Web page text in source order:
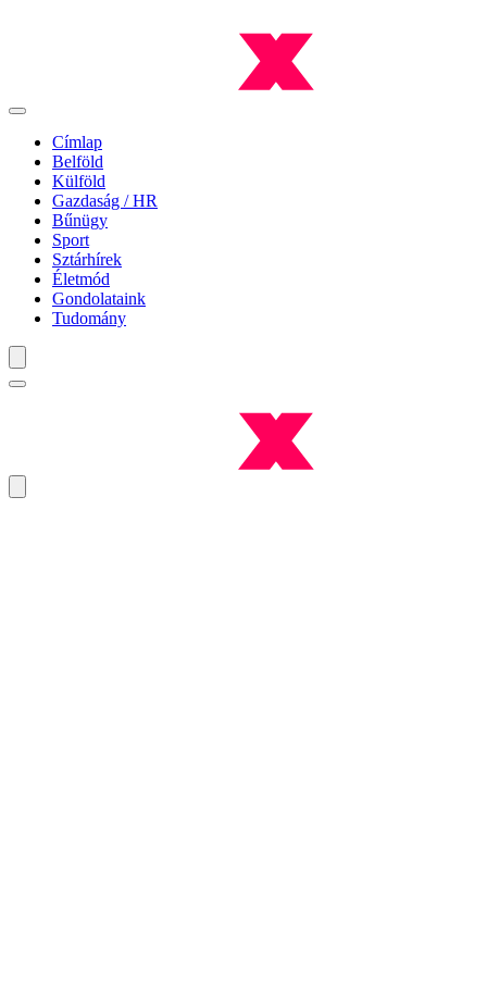
Címlap
Belföld
Külföld
Gazdaság / HR
Bűnügy
Sport
Sztárhírek
Életmód
Gondolataink
Tudomány